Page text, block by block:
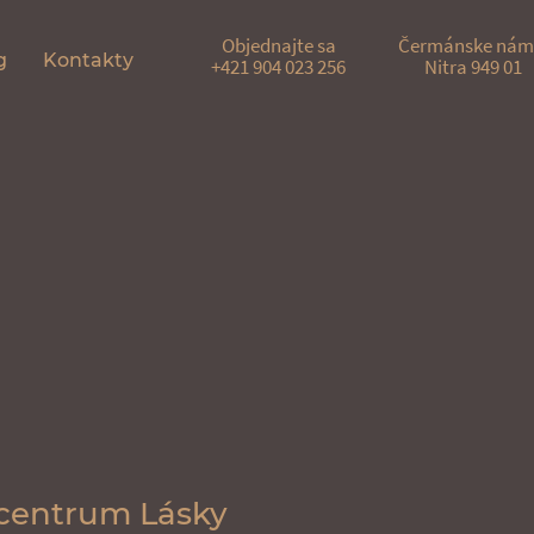
Kontakty
Objednajte sa
+421 904 023 256
Čermánske
Nitra 949 01
Lásky